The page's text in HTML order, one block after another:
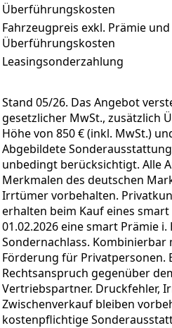
Überführungskosten
Fahrzeugpreis exkl. Prämie und
Überführungskosten
Leasingsonderzahlung
Stand 05/26. Das Angebot
gesetzlicher MwSt., zusätzlich
Höhe von 850 € (inkl. MwSt.)
Abgebildete
unbedingt berücksichtigt. Alle
Merkmalen des deutschen
Irrtümer vorbehalten.
erhalten beim Kauf eines
01.02.2026 eine smart Prämie i.
Sondernachlass. Kombinierbar
Förderung für Privatpersonen.
Rechtsanspruch gegenüber
Vertriebspartner. Druckfehler,
Zwischenverkauf bleiben
kostenpflichtige